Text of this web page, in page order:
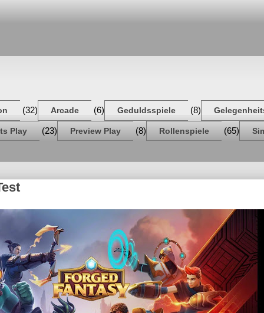
(32) Arcade (6) Geduldsspiele (8)
Play (23) Preview Play (8) Rollenspiele (65)